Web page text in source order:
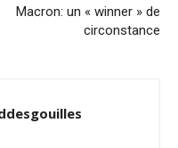
Macron: un « winner » de
circonstance